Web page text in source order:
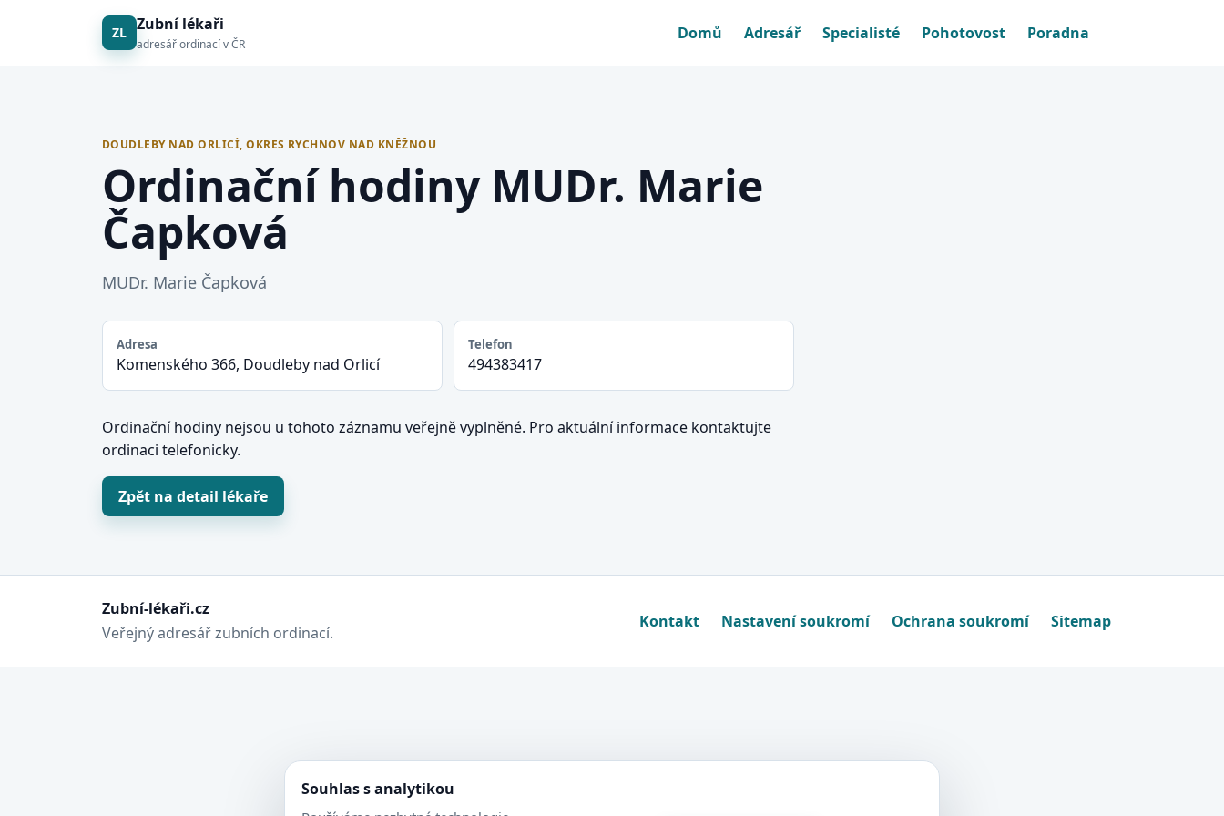
ZL Zubní lékaři
adresář ordinací v ČR
Domů Adresář Specialisté Pohotovost Poradna
DOUDLEBY NAD ORLICÍ, OKRES RYCHNOV NAD KNĚŽNOU
Ordinační hodiny MUDr. Marie
Čapková
MUDr. Marie Čapková
Adresa
Komenského 366, Doudleby nad Orlicí
Telefon
494383417
Ordinační hodiny nejsou u tohoto záznamu veřejně vyplněné. Pro aktuální informace kontaktujte
ordinaci telefonicky.
Zpět na detail lékaře
Zubní-lékaři.cz
Veřejný adresář zubních ordinací.
Kontakt Nastavení soukromí Ochrana soukromí Sitemap
Souhlas s analytikou